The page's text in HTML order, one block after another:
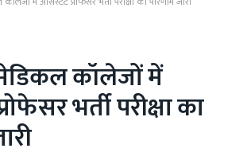
कॉलेजों में
भर्ती परीक्षा का